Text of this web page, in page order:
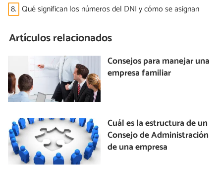
8. Qué significan los números del DNI y cómo se asignan
Artículos relacionados
Consejos para manejar una
empresa familiar
Cuál es la estructura de un
Consejo de Administración
de una empresa